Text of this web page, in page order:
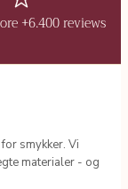
+6.400 reviews
smykker. Vi
materialer - og